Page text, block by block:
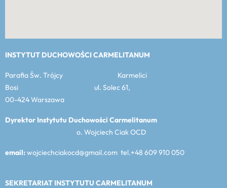
INSTYTUT DUCHOWOŚCI CARMELITANUM
Parafia Św. Trójcy Karmelici
Bosi ul. Solec 61,
00-424 Warszawa
Dyrektor Instytutu Duchowości Carmelitanum
o. Wojciech Ciak OCD
email:wojciechciakocd@gmail.com tel.+48 609 910 050
SEKRETARIAT INSTYTUTU CARMELITANUM